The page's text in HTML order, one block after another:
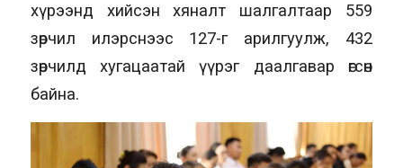
хүрээнд хийсэн хяналт шалгалтаар 559
зөрчил илэрснээс 127-г арилгуулж, 432
зөрчилд хугацаатай үүрэг даалгавар өгсөн
байна.